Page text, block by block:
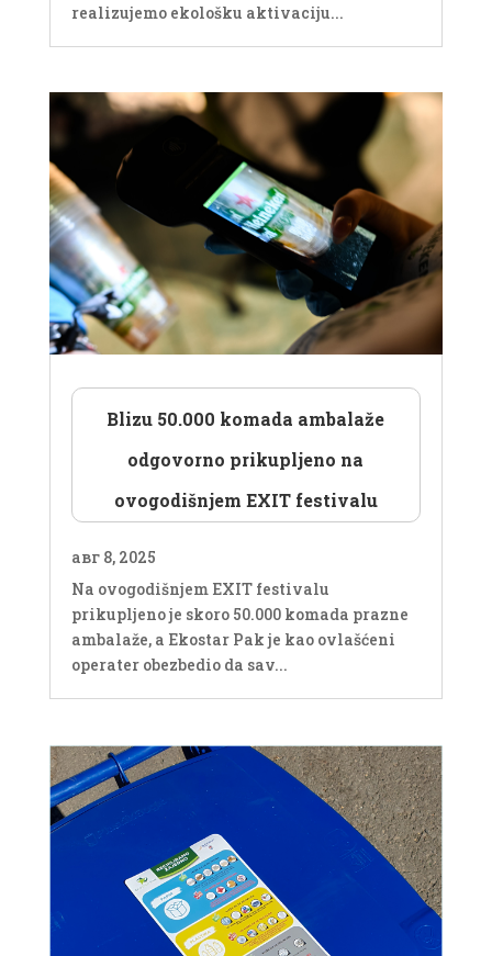
realizujemo ekološku aktivaciju...
Blizu 50.000 komada ambalaže
odgovorno prikupljeno na
ovogodišnjem EXIT festivalu
авг 8, 2025
Na ovogodišnjem EXIT festivalu
prikupljeno je skoro 50.000 komada prazne
ambalaže, a Ekostar Pak je kao ovlašćeni
operater obezbedio da sav...